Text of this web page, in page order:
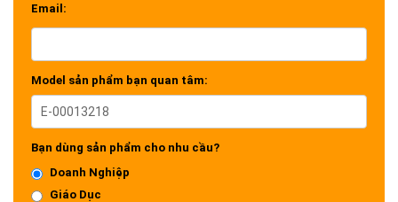
Email:
Model sản phẩm bạn quan tâm:
Bạn dùng sản phẩm cho nhu cầu?
Doanh Nghiệp
Giáo Dục